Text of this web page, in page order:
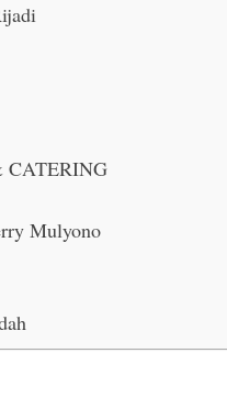
CATERING
Mulyono